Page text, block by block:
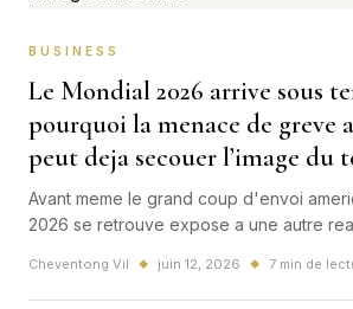
BUSINESS
Le Mondial 2026 arrive sous
pourquoi la menace de greve
peut deja secouer l’image du
Avant meme le grand coup d'envoi
2026 se retrouve expose a une autre
aussi a la France du sport-business.
Cheventong Vil ◆ juin 12, 2026 ◆ 7 min de